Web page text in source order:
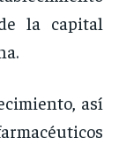
la capital
así